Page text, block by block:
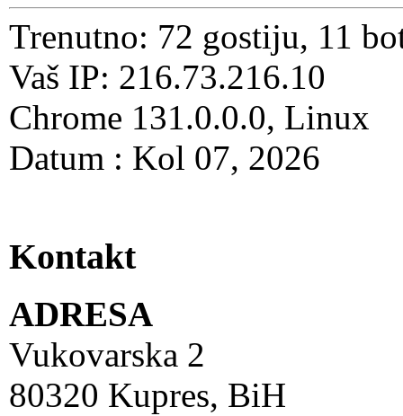
Trenutno: 72 gostiju, 11
Vaš IP: 216.73.216.10
Chrome 131.0.0.0, Linux
Datum : Kol 07, 2026
Kontakt
ADRESA
Vukovarska 2
80320 Kupres, BiH